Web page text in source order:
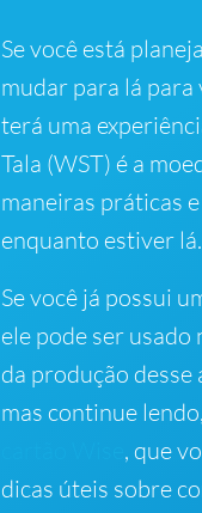
Se você está
mudar para lá
terá uma
Tala (WST) é a
maneiras práticas
enquanto estiver lá.
Se você já possui
ele pode ser
da produção
mas continue
, que
dicas úteis sobre